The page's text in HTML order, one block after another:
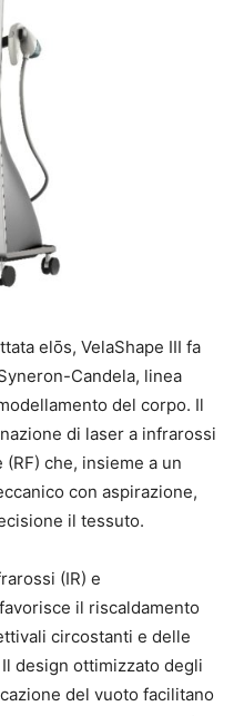
elōs, VelaShape III fa
Candela, linea
del corpo. Il
di laser a infrarossi
che, insieme a un
con aspirazione,
il tessuto.
(IR) e
il riscaldamento
circostanti e delle
design ottimizzato degli
del vuoto facilitano